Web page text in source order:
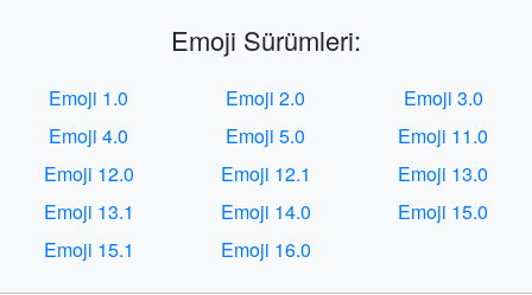
Emoji Sürümleri:
Emoji 1.0 Emoji 2.0
Emoji 3.0
Emoji 4.0
Emoji 5.0
Emoji 11.0
Emoji 12.0
Emoji 12.1
Emoji 13.0
Emoji 13.1
Emoji 14.0
Emoji 15.0
Emoji 15.1
Emoji 16.0